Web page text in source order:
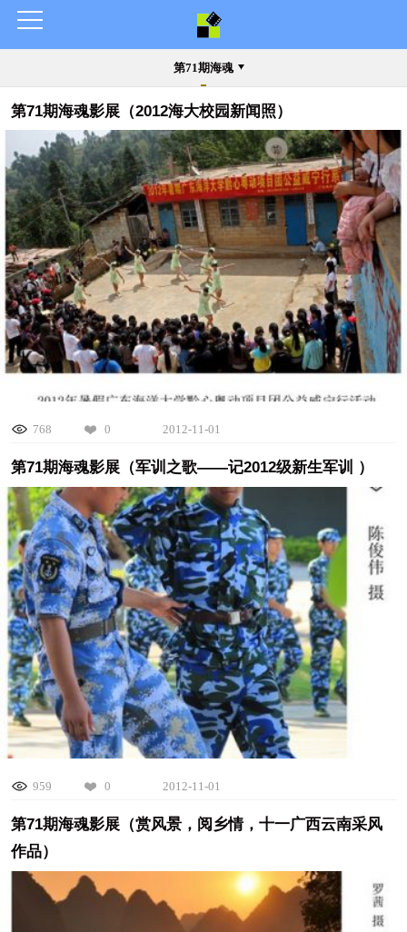
第71期海魂
第71期海魂影展（2012海大校园新闻照）
768 0 2012-11-01
第71期海魂影展（军训之歌——记2012级新生军训 ）
959 0 2012-11-01
第71期海魂影展（赏风景，阅乡情，十一广西云南采风
作品）